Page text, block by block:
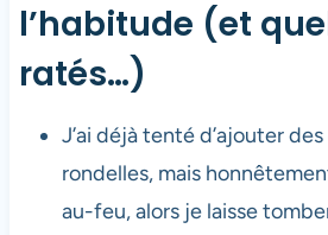
l’habitude (et
ratés…)
J’ai déjà tenté d’ajouter
rondelles, mais
au-feu, alors je laisse